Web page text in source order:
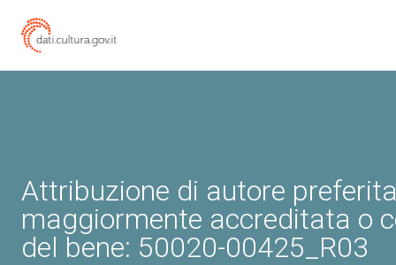
Attribuzione di autore
maggiormente accreditata o
del bene: 50020-00425_R03